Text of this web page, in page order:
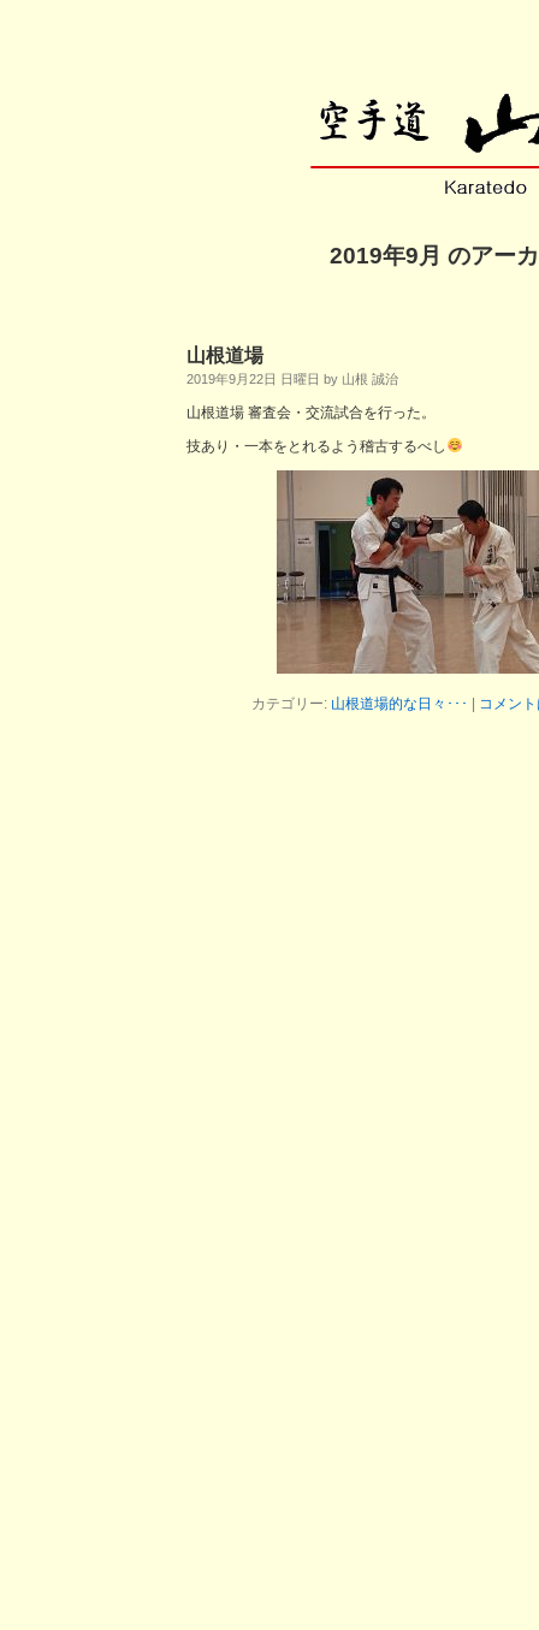
2019年9月 のアー
山根道場
2019年9月22日 日曜日 by 山根 誠治
山根道場 審査会・交流試合を行った。
技あり・一本をとれるよう稽古するべし
カテゴリー: 山根道場的な日々･･･ コメン